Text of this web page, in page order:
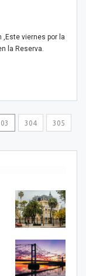
,Este viernes por la
la Reserva.
304 305